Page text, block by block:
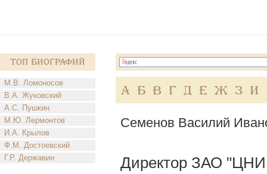
Топ Биографий
М.В. Ломоносов
В.А. Жуковский
А.С. Пушкин
М.Ю. Лермонтов
И.А. Крылов
Ф.М. Достоевский
Г.Р. Державин
А Б В Г Д Е Ж З И
Семенов Василий
Директор ЗАО